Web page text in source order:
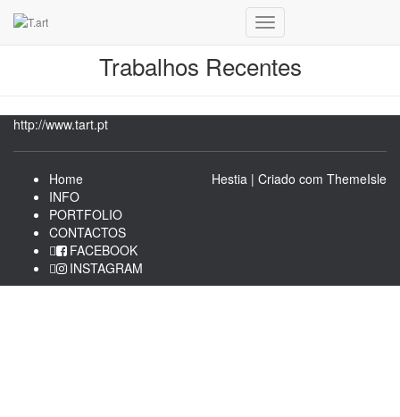
Alternar
navegação
Trabalhos Recentes
http://www.tart.pt
Home
INFO
PORTFOLIO
CONTACTOS
FACEBOOK
INSTAGRAM
Hestia | Criado com ThemeIsle